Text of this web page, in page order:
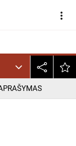
more_vert